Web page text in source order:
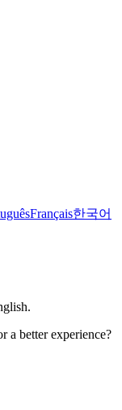
Français한국어
a better experience?